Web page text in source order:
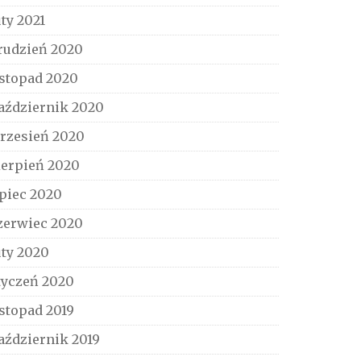
2021
2020
2020
2020
2020
2020
2020
2020
2020
2020
2019
2019